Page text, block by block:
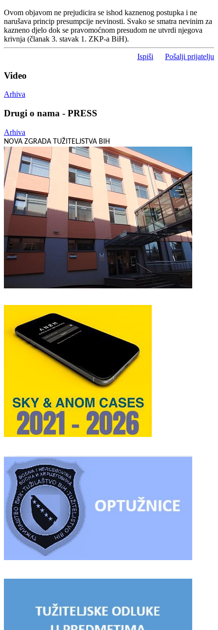
Ovom objavom ne prejudicira se ishod kaznenog postupka i ne
narušava princip presumpcije nevinosti. Svako se smatra nevinim za
kazneno djelo dok se pravomoćnom presudom ne utvrdi njegova
krivnja (članak 3. stavak 1. ZKP-a BiH).
Ispiši Pošalji prijatelju
Video
Arhiva
Drugi o nama - PRESS
Arhiva
NOVA ZGRADA TUŽITELJSTVA BIH